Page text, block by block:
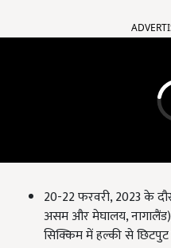
20-22 फरवरी, 2023 के
असम और मेघालय,
सिक्किम में हल्की से छिटपुट